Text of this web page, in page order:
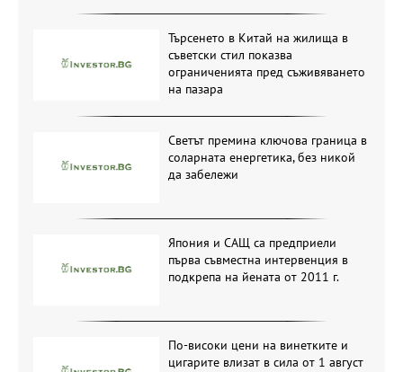
Търсенето в Китай на жилища в
съветски стил показва
ограниченията пред съживяването
на пазара
Светът премина ключова граница в
соларната енергетика, без никой
да забележи
Япония и САЩ са предприели
първа съвместна интервенция в
подкрепа на йената от 2011 г.
По-високи цени на винетките и
цигарите влизат в сила от 1 август